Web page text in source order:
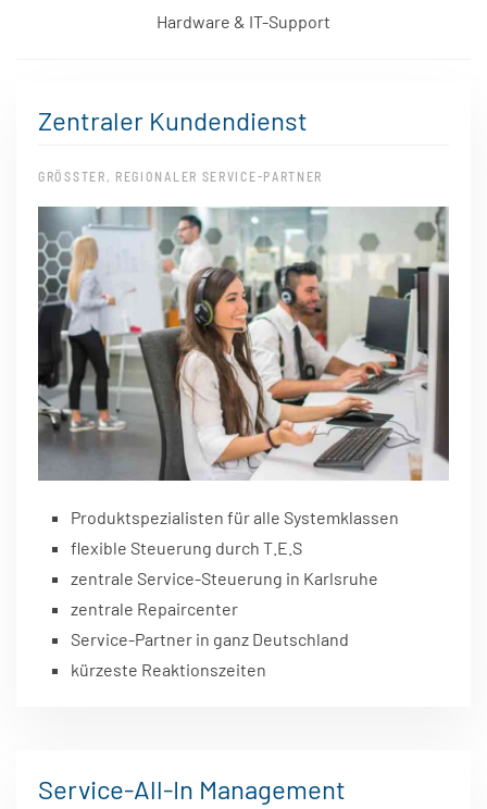
Hardware & IT-Support
Zentraler Kundendienst
GRÖSSTER, REGIONALER SERVICE-PARTNER
Produktspezialisten für alle Systemklassen
flexible Steuerung durch T.E.S
zentrale Service-Steuerung in Karlsruhe
zentrale Repaircenter
Service-Partner in ganz Deutschland
kürzeste Reaktionszeiten
Service-All-In Management